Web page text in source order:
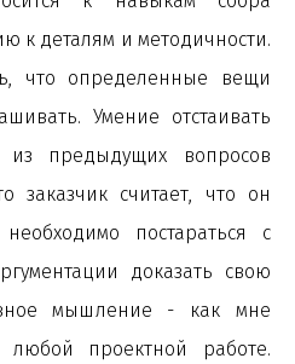
к деталям и методичности.
что определенные вещи
Умение отстаивать
предыдущих вопросов
заказчик считает, что он
постараться с
доказать свою
мышление - как мне
проектной работе.